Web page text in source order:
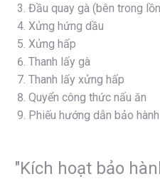
Đầu quay gà (bên trong
Xửng hứng dầu
Xửng hấp
Thanh lấy gà
Thanh lấy xửng hấp
Quyển công thức nấu ăn
Phiếu hướng dẫn bảo hành
"Kích hoạt bảo